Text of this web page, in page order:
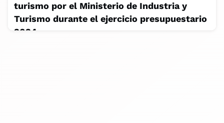
turismo por el Ministerio de Industria y
Turismo durante el ejercicio presupuestario
2024.